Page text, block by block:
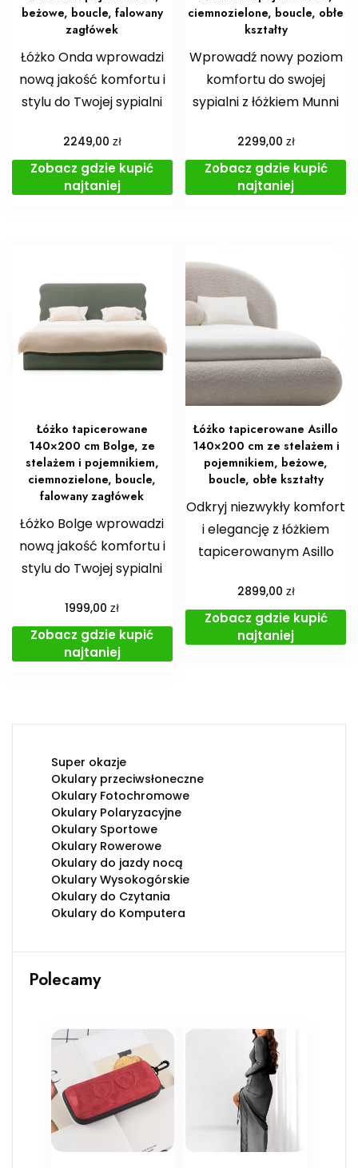
beżowe, boucle, falowany
zagłówek
Łóżko Onda wprowadzi
nową jakość komfortu i
stylu do Twojej sypialni
2249,00 zł
Zobacz gdzie kupić
najtaniej
ciemnozielone, boucle, obłe
kształty
Wprowadź nowy poziom
komfortu do swojej
sypialni z łóżkiem Munni
2299,00 zł
Zobacz gdzie kupić
najtaniej
Łóżko tapicerowane
140×200 cm Bolge, ze
stelażem i pojemnikiem,
ciemnozielone, boucle,
falowany zagłówek
Łóżko Bolge wprowadzi
nową jakość komfortu i
stylu do Twojej sypialni
1999,00zł
Zobacz gdzie kupić
najtaniej
Łóżko tapicerowane Asillo
140×200 cm ze stelażem i
pojemnikiem, beżowe,
boucle, obłe kształty
Odkryj niezwykły komfort
i elegancję z łóżkiem
tapicerowanym Asillo
2899,00 zł
Zobacz gdzie kupić
najtaniej
Super okazje
Okulary przeciwsłoneczne
Okulary Fotochromowe
Okulary Polaryzacyjne
Okulary Sportowe
Okulary Rowerowe
Okulary do jazdy nocą
Okulary Wysokogórskie
Okulary do Czytania
Okulary do Komputera
Polecamy